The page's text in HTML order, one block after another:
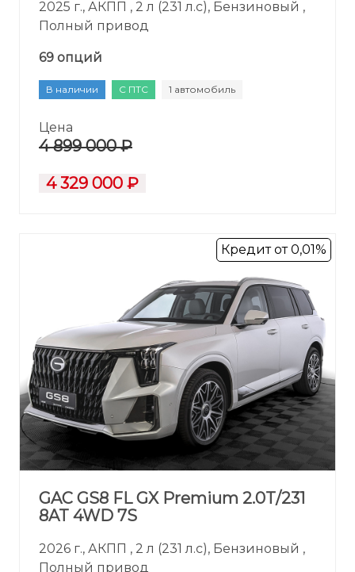
2025 г., АКПП , 2 л (231 л.с), Бензиновый ,
Полный привод
69 опций
В наличии С ПТС 1 автомобиль
Цена
4 899 000 ₽
4 329 000 ₽
Кредит от 0,01%
GAC GS8 FL GX Premium 2.0T/231
8AT 4WD 7S
2026 г., АКПП , 2 л (231 л.с), Бензиновый ,
Полный привод